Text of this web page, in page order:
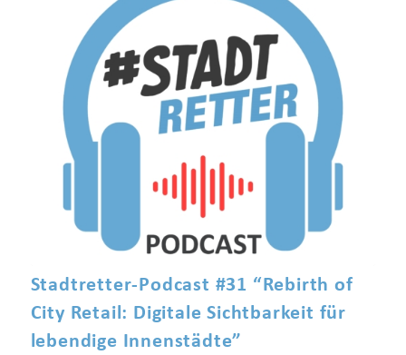
Stadtretter-Podcast #31 “Rebirth of
City Retail: Digitale Sichtbarkeit für
lebendige Innenstädte”